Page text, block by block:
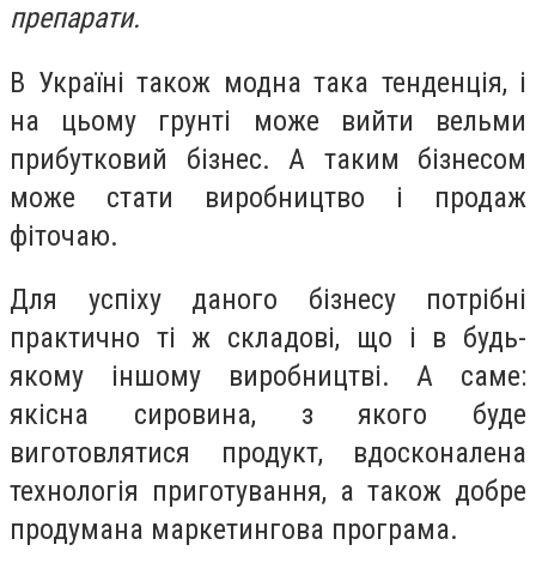
препарати.
В Україні також модна така тенденція, і
на цьому грунті може вийти вельми
прибутковий бізнес. А таким бізнесом
може стати виробництво і продаж
фіточаю.
Для успіху даного бізнесу потрібні
практично ті ж складові, що і в будь-
якому іншому виробництві. А саме:
якісна сировина, з якого буде
виготовлятися продукт, вдосконалена
технологія приготування, а також добре
продумана маркетингова програма.